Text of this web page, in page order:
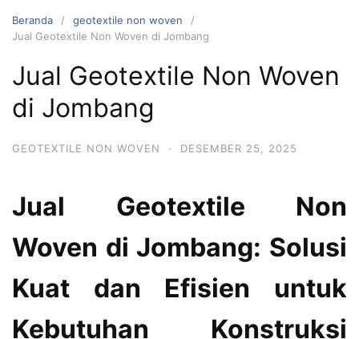
Beranda
geotextile non woven
Jual Geotextile Non Woven di Jombang
Jual Geotextile Non Woven
di Jombang
GEOTEXTILE NON WOVEN · DESEMBER 25, 2025
Jual Geotextile Non
Woven di Jombang: Solusi
Kuat dan Efisien untuk
Kebutuhan Konstruksi